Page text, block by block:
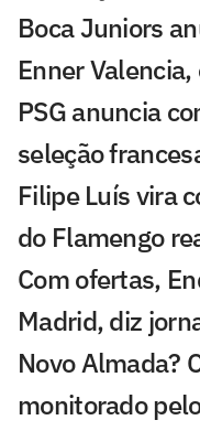
Boca Juniors
Enner
PSG anuncia
seleção
Filipe Luís vira
do Flamengo
Com ofertas,
Madrid, diz
Novo Almada?
monitorado